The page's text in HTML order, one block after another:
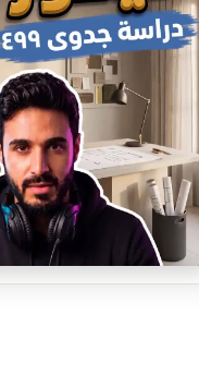
تصميم بوفيه مودرن
تصميم ديكور بوفية و كافيتيريا